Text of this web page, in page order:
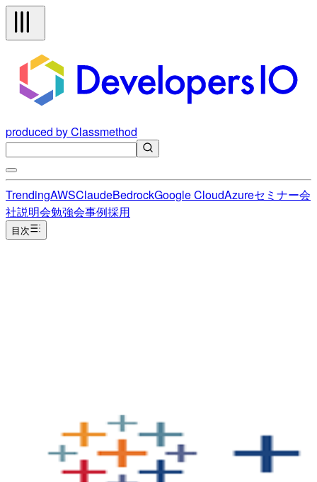
produced by Classmethod
TrendingAWSClaudeBedrockGoogle CloudAzureセミナー会
社説明会勉強会事例採用
目次